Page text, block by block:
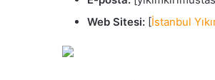
Web Sitesi: [İstanbul